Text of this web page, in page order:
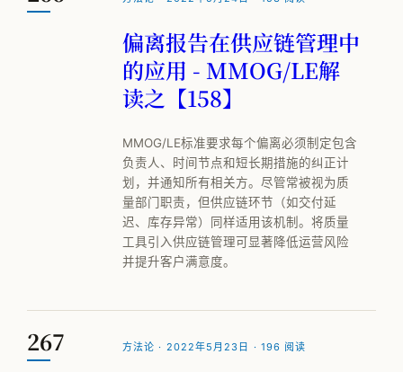
偏离报告在供应链管理中
的应用 - MMOG/LE解
读之【158】
MMOG/LE标准要求每个偏离必须制定包含
负责人、时间节点和短长期措施的纠正计
划，并通知所有相关方。尽管常被视为质
量部门职责，但供应链环节（如交付延
迟、库存异常）同样适用该机制。将质量
工具引入供应链管理可显著降低运营风险
并提升客户满意度。
267 方法论 · 2022年5月23日 · 196 阅读